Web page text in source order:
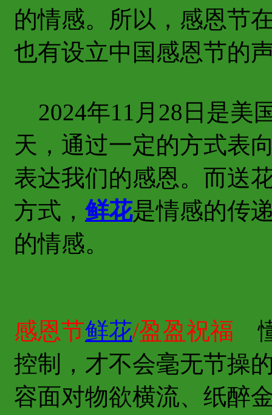
的情感。所以，感恩节
也有设立中国感恩节的
2024年11月28日是美
天，通过一定的方式表
表达我们的感恩。而送
方式，鲜花是情感的传
的情感。
感恩节鲜花/盈盈祝福
控制，才不会毫无节操
容面对物欲横流、纸醉